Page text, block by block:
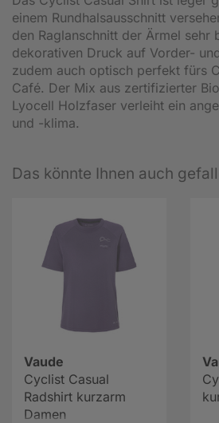
einem Rundhalsausschnitt
den Raglanschnitt der Ärmel sehr
dekorativen Druck auf Vorder-
zudem auch optisch perfekt fürs
Café. Der Mix aus zertifizierter
Lyocell Holzfaser verleiht ein
und -klima.
Das könnte Ihnen auch
Vaude
Cyclist Casual
Radshirt kurzarm
Damen